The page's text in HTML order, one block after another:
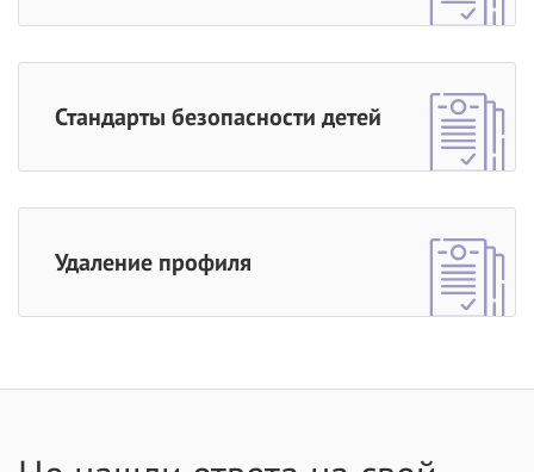
Стандарты безопасности детей
Удаление профиля